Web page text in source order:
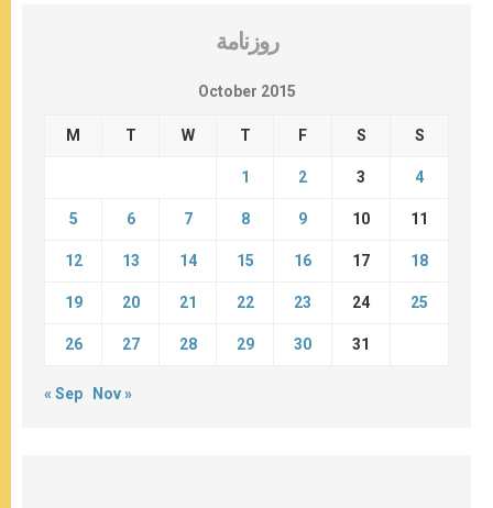
روزنامة
October 2015
M T W T F S S
1 2 3 4
5 6 7 8 9 10 11
12 13 14 15 16 17 18
19 20 21 22 23 24 25
26 27 28 29 30 31
« Sep Nov »